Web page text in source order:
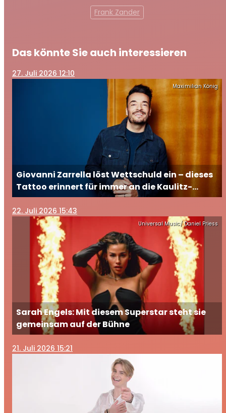
Frank Zander
Das könnte Sie auch interessieren
27. Juli 2026 12:10
Maximilian König
Giovanni Zarrella löst Wettschuld ein – dieses
Tattoo erinnert für immer an die Kaulitz-
Brüder
22. Juli 2026 15:43
Universal Music/ Daniel Priess
Sarah Engels: Mit diesem Superstar steht sie
gemeinsam auf der Bühne
21. Juli 2026 15:21